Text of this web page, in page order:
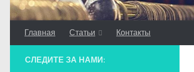
Главная Статьи Контакты
СЛЕДИТЕ ЗА НАМИ: